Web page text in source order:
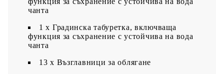
чанта
1 x Градинска табуретка, включваща
функция за съхранение с устойчива на вода
чанта
13 x Възглавници за облягане